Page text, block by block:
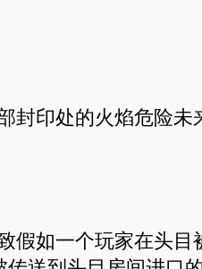
印处的火焰危险未
如一个玩家在头目